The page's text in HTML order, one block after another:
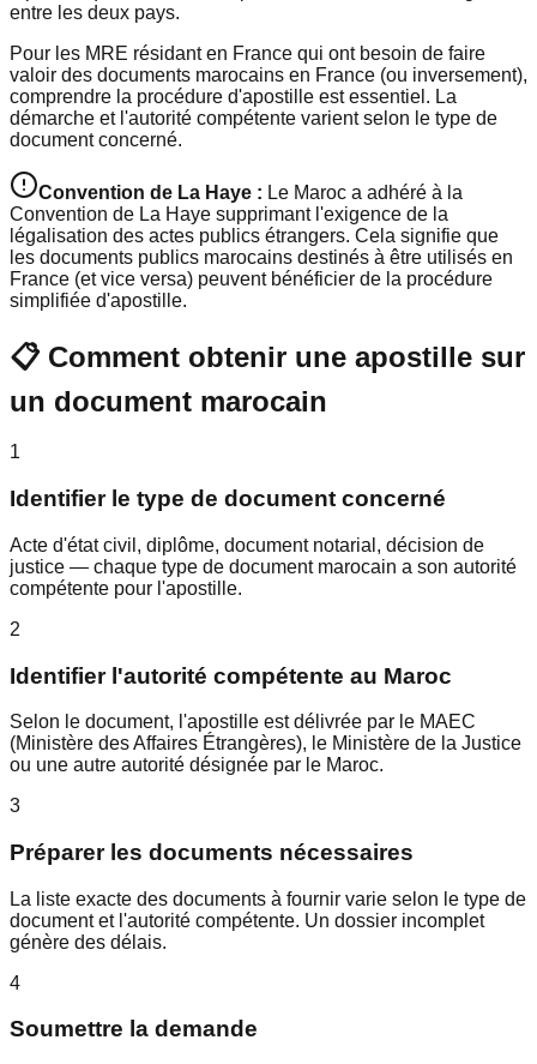
entre les deux pays.
Pour les MRE résidant en France qui ont besoin de faire
valoir des documents marocains en France (ou inversement),
comprendre la procédure d'apostille est essentiel. La
démarche et l'autorité compétente varient selon le type de
document concerné.
Convention de La Haye : Le Maroc a adhéré à la
Convention de La Haye supprimant l'exigence de la
légalisation des actes publics étrangers. Cela signifie que
les documents publics marocains destinés à être utilisés en
France (et vice versa) peuvent bénéficier de la procédure
simplifiée d'apostille.
📋 Comment obtenir une apostille sur
un document marocain
1
Identifier le type de document concerné
Acte d'état civil, diplôme, document notarial, décision de
justice — chaque type de document marocain a son autorité
compétente pour l'apostille.
2
Identifier l'autorité compétente au Maroc
Selon le document, l'apostille est délivrée par le MAEC
(Ministère des Affaires Étrangères), le Ministère de la Justice
ou une autre autorité désignée par le Maroc.
3
Préparer les documents nécessaires
La liste exacte des documents à fournir varie selon le type de
document et l'autorité compétente. Un dossier incomplet
génère des délais.
4
Soumettre la demande